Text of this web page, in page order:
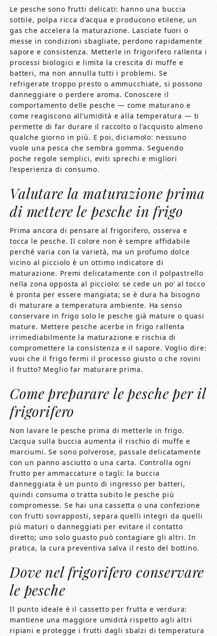
Le pesche sono frutti delicati: hanno una buccia
sottile, polpa ricca d’acqua e producono etilene, un
gas che accelera la maturazione. Lasciate fuori o
messe in condizioni sbagliate, perdono rapidamente
sapore e consistenza. Metterle in frigorifero rallenta i
processi biologici e limita la crescita di muffe e
batteri, ma non annulla tutti i problemi. Se
refrigerate troppo presto o ammucchiate, si possono
danneggiare o perdere aroma. Conoscere il
comportamento delle pesche — come maturano e
come reagiscono all’umidità e alla temperatura — ti
permette di far durare il raccolto o l’acquisto almeno
qualche giorno in più. E poi, diciamolo: nessuno
vuole una pesca che sembra gomma. Seguendo
poche regole semplici, eviti sprechi e migliori
l’esperienza di consumo.
Valutare la maturazione prima
di mettere le pesche in frigo
Prima ancora di pensare al frigorifero, osserva e
tocca le pesche. Il colore non è sempre affidabile
perché varia con la varietà, ma un profumo dolce
vicino al picciolo è un ottimo indicatore di
maturazione. Premi delicatamente con il polpastrello
nella zona opposta al picciolo: se cede un po’ al tocco
è pronta per essere mangiata; se è dura ha bisogno
di maturare a temperatura ambiente. Ha senso
conservare in frigo solo le pesche già mature o quasi
mature. Mettere pesche acerbe in frigo rallenta
irrimediabilmente la maturazione e rischia di
compromettere la consistenza e il sapore. Voglio dire:
vuoi che il frigo fermi il processo giusto o che rovini
il frutto? Meglio far maturare prima.
Come preparare le pesche per il
frigorifero
Non lavare le pesche prima di metterle in frigo.
L’acqua sulla buccia aumenta il rischio di muffe e
marciumi. Se sono polverose, passale delicatamente
con un panno asciutto o una carta. Controlla ogni
frutto per ammaccature o tagli: la buccia
danneggiata è un punto di ingresso per batteri,
quindi consuma o tratta subito le pesche più
compromesse. Se hai una cassetta o una confezione
con frutti sovrapposti, separa quelli integri da quelli
più maturi o danneggiati per evitare il contatto
diretto; uno solo guasto può contagiare gli altri. In
pratica, la cura preventiva salva il resto del bottino.
Dove nel frigorifero conservare
le pesche
Il punto ideale è il cassetto per frutta e verdura:
mantiene una maggiore umidità rispetto agli altri
ripiani e protegge i frutti dagli sbalzi di temperatura